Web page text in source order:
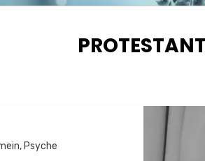
:
, Psyche